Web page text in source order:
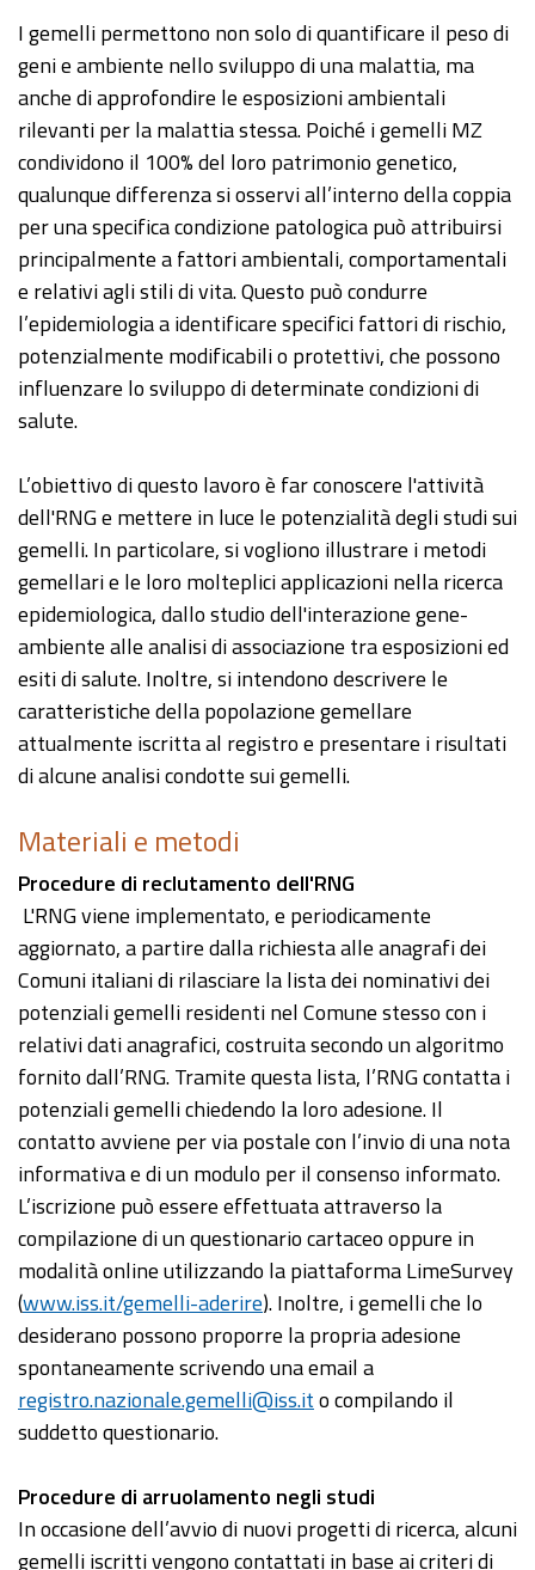
I gemelli permettono non solo di quantificare il peso di
geni e ambiente nello sviluppo di una malattia, ma
anche di approfondire le esposizioni ambientali
rilevanti per la malattia stessa. Poiché i gemelli MZ
condividono il 100% del loro patrimonio genetico,
qualunque differenza si osservi all’interno della coppia
per una specifica condizione patologica può attribuirsi
principalmente a fattori ambientali, comportamentali
e relativi agli stili di vita. Questo può condurre
l’epidemiologia a identificare specifici fattori di rischio,
potenzialmente modificabili o protettivi, che possono
influenzare lo sviluppo di determinate condizioni di
salute.
L’obiettivo di questo lavoro è far conoscere l'attività
dell'RNG e mettere in luce le potenzialità degli studi sui
gemelli. In particolare, si vogliono illustrare i metodi
gemellari e le loro molteplici applicazioni nella ricerca
epidemiologica, dallo studio dell'interazione gene-
ambiente alle analisi di associazione tra esposizioni ed
esiti di salute. Inoltre, si intendono descrivere le
caratteristiche della popolazione gemellare
attualmente iscritta al registro e presentare i risultati
di alcune analisi condotte sui gemelli.
Materiali e metodi
Procedure di reclutamento dell'RNG
L'RNG viene implementato, e periodicamente
aggiornato, a partire dalla richiesta alle anagrafi dei
Comuni italiani di rilasciare la lista dei nominativi dei
potenziali gemelli residenti nel Comune stesso con i
relativi dati anagrafici, costruita secondo un algoritmo
fornito dall’RNG. Tramite questa lista, l’RNG contatta i
potenziali gemelli chiedendo la loro adesione. Il
contatto avviene per via postale con l’invio di una nota
informativa e di un modulo per il consenso informato.
L’iscrizione può essere effettuata attraverso la
compilazione di un questionario cartaceo oppure in
modalità online utilizzando la piattaforma LimeSurvey
(www.iss.it/gemelli-aderire). Inoltre, i gemelli che lo
desiderano possono proporre la propria adesione
spontaneamente scrivendo una email a
registro.nazionale.gemelli@iss.ito compilando il
suddetto questionario.
Procedure di arruolamento negli studi
In occasione dell’avvio di nuovi progetti di ricerca, alcuni
gemelli iscritti vengono contattati in base ai criteri di